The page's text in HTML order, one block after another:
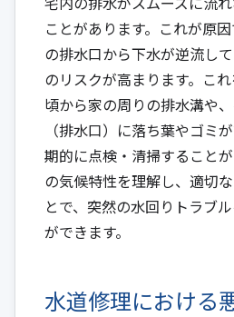
ことがあります。これが原
の排水口から下水が逆流し
のリスクが高まります。こ
頃から家の周りの排水溝や
（排水口）に落ち葉やゴミ
期的に点検・清掃すること
の気候特性を理解し、適切
とで、突然の水回りトラブ
ができます。
水道修理における